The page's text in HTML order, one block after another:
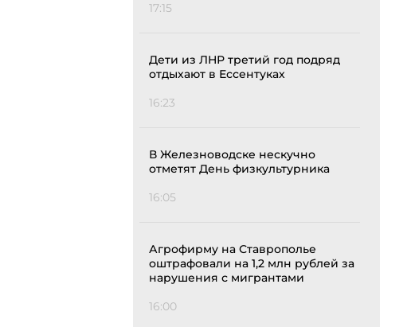
17:15
Дети из ЛНР третий год подряд
отдыхают в Ессентуках
16:23
В Железноводске нескучно
отметят День физкультурника
16:05
Агрофирму на Ставрополье
оштрафовали на 1,2 млн рублей за
нарушения с мигрантами
16:00